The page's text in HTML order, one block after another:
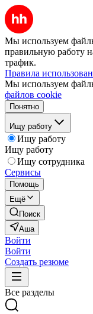
Мы используем
правильную работу
трафик.
Правила
Мы используем
файлов cookie
Понятно
Ищу работу
Ищу работу
Ищу работу
Ищу сотрудника
Сервисы
Помощь
Ещё
Поиск
Аша
Войти
Войти
Создать резюме
Все разделы